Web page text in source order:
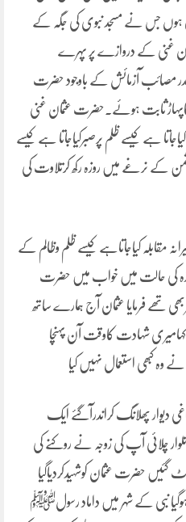
ہوں جس نے مسجد نبوی کی جگہ کے
غنی کے دروازے پر پہرے
مصائب آزمائش کے باوجود حضرت
ثابت ہوئے۔حضرت عثمان غنی
ہے کیسے ظلم پرصبرکیاجاتا ہے کیسے
کے نرغے میں روزہ رکھ کرتلاوت کی
مقابلہ کیاجاتاہے کیسے ظلم وظالم کے
روزہ کی حالت میں خواب میں حضرت
تھے فرمایا عثمان آج ہمارے ساتھ
کہامیری شہادت کاوقت آن پہنچا
کبھی استعمال نہیں کیا
دیوار پھلانگ کراندرآگئے ایک
چلائی آپ کی زوجہ نے روکنے کی
گئیں حضرت عثمان کوشہیدکردیاگیا
نبی کے شہر میں داماد رسولﷺ